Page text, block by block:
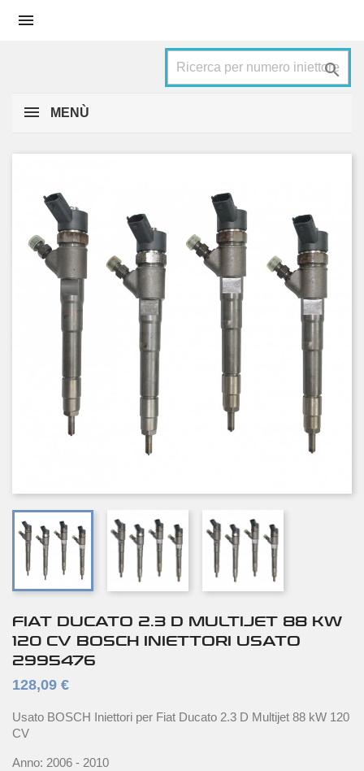


MENÙ
FIAT DUCATO 2.3 D MULTIJET 88 KW
120 CV BOSCH INIETTORI USATO
2995476
128,09 €
Usato BOSCH Iniettori per Fiat Ducato 2.3 D Multijet 88 kW 120
CV
Anno: 2006 - 2010